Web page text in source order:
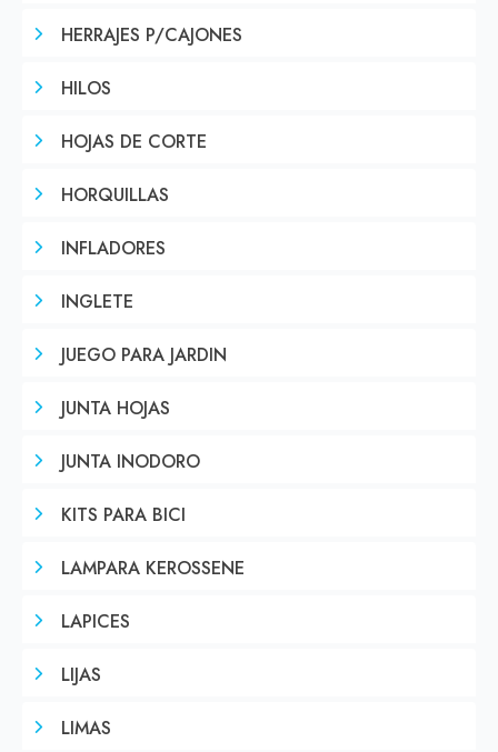
HERRAJES P/CAJONES
HILOS
HOJAS DE CORTE
HORQUILLAS
INFLADORES
INGLETE
JUEGO PARA JARDIN
JUNTA HOJAS
JUNTA INODORO
KITS PARA BICI
LAMPARA KEROSSENE
LAPICES
LIJAS
LIMAS